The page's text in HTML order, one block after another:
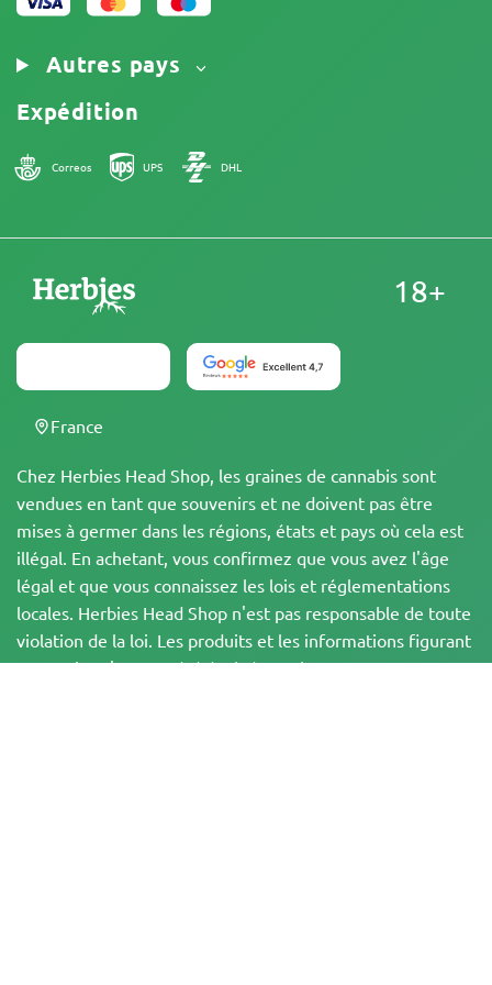
Autres pays
Expédition
Correos UPS DHL
Chez Herbies Head Shop, les graines de cannabis sont
vendues en tant que souvenirs et ne doivent pas être
mises à germer dans les régions, états et pays où cela est
illégal. En achetant, vous confirmez que vous avez l'âge
légal et que vous connaissez les lois et réglementations
locales. Herbies Head Shop n'est pas responsable de toute
violation de la loi. Les produits et les informations figurant
sur ce site n'ont pas été évalués par la FDA et ne sont PAS
18+
France